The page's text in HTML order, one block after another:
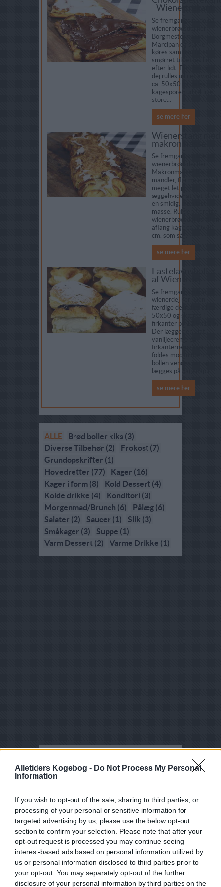
Alletiders Kogebog - Do Not Process My Personal
Information
If you wish to opt-out of the sale, sharing to third parties, or
processing of your personal or sensitive information for
targeted advertising by us, please use the below opt-out
section to confirm your selection. Please note that after your
opt-out request is processed you may continue seeing
interest-based ads based on personal information utilized by
us or personal information disclosed to third parties prior to
your opt-out. You may separately opt-out of the further
disclosure of your personal information by third parties on the
- Wienertrekant
Se fremgangsmåde på
wienerbrødsdej her:
Borgmestermasse:
Marcipan og sukker
køres sammen først.
smørret tilsættes lidt
efter lidt. Den færdige
dej rulles ud i et kvadrat
ca. 50x50 og deles med
kagesporen ud i 4 lige
store...
se mere her
Wienerstang med
makronmasse
Se fremgangsmåde på
wienerbrødsdej her:
Makronmasse: Bland
mandler, flormelis og så
meget let pisket
æggehvide, at det bliver
en smidig, men fast
masse. Rul den færdige
wienerbrødsdej ud til en
aflang kage ca 30x40
cm. som så...
se mere her
Fastelavnsboller
af Wienerdej
Se fremgangsmåde på
wienerdej her: Den
færdige dej rulles til ca
50x50 og skæres i
firkanter på 12.5x12.5.
Der lægges en klat
vaniljecreme på
firkanterne og hjørnerne
foldes mod midten og
bollen vendes om og
lægges på bagepapir...
se mere her
ALLE
Brød boller kiks (3)
Diverse Tilbehør (2)
Frokost (7)
Grundopskrifter (1)
Hovedretter (77)
Kager (16)
Kager i form (8)
Kold Dessert (4)
Kolde drikke (4)
Konditori (3)
Morgenmad/Brunch (6)
Pålæg (6)
Salater (2)
Saucer (1)
Slik (3)
Småkager (3)
Suppe (1)
Varm Dessert (2)
Varme Drikke (1)
Karakter-Stemmer
Lammefilet i svinenet med
kalvesoufflefars
5
med bacon
5
- 1
Kalkunbryst med enebær
5
- 1
Lammekoteletter med
enebærsauce
Venezianske lammespid
5
- 51
Skinkewienere
5
- 1
Pikant kalvegryde med
enebær
1
Sct. Gallener brød
5
- 1
Wiener linsesalat